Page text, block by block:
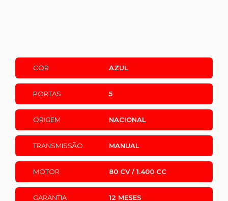
COR AZUL
PORTAS 5
ORIGEM NACIONAL
TRANSMISSÃO MANUAL
MOTOR 80 CV / 1.400 CC
GARANTIA 12 MESES